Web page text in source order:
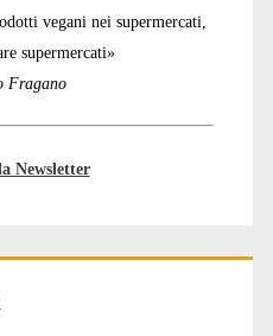
vegani nei supermercati,
supermercati»
Fragano
Newsletter